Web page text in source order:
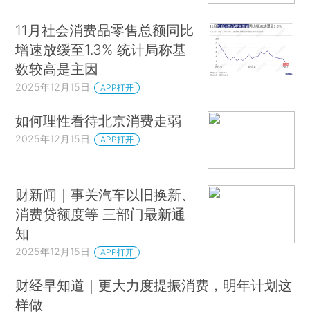
11月社会消费品零售总额同比
增速放缓至1.3% 统计局称基
数较高是主因
2025年12月15日 APP打开
如何理性看待北京消费走弱
2025年12月15日 APP打开
财新闻｜事关汽车以旧换新、
消费贷额度等 三部门最新通
知
2025年12月15日 APP打开
财经早知道｜更大力度提振消费，明年计划这
样做